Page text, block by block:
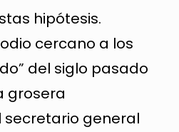
hipótesis.
cercano a los
del siglo pasado
grosera
secretario general